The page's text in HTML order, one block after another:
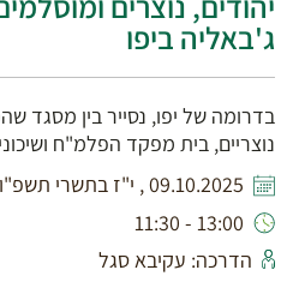
ג'באליה ביפו
בדרומה של יפו, נסייר בין מסגד
נוצריים, בית מפקד הפלמ"ח
09.10.2025 , י"ז בתשרי תשפ"ו
13:00 - 11:30
הדרכה: עקיבא סגל